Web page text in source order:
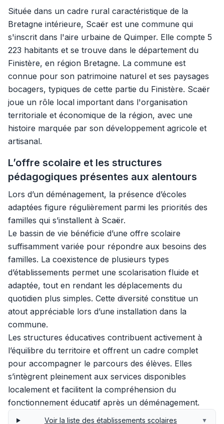
Située dans un cadre rural caractéristique de la
Bretagne intérieure, Scaër est une commune qui
s'inscrit dans l'aire urbaine de Quimper. Elle compte 5
223 habitants et se trouve dans le département du
Finistère, en région Bretagne. La commune est
connue pour son patrimoine naturel et ses paysages
bocagers, typiques de cette partie du Finistère. Scaër
joue un rôle local important dans l'organisation
territoriale et économique de la région, avec une
histoire marquée par son développement agricole et
artisanal.
L’offre scolaire et les structures
pédagogiques présentes aux alentours
Lors d’un déménagement, la présence d’écoles
adaptées figure régulièrement parmi les priorités des
familles qui s’installent à Scaër.
Le bassin de vie bénéficie d’une offre scolaire
suffisamment variée pour répondre aux besoins des
familles. La coexistence de plusieurs types
d’établissements permet une scolarisation fluide et
adaptée, tout en rendant les déplacements du
quotidien plus simples. Cette diversité constitue un
atout appréciable lors d’une installation dans la
commune.
Les structures éducatives contribuent activement à
l’équilibre du territoire et offrent un cadre complet
pour accompagner le parcours des élèves. Elles
s’intègrent pleinement aux services disponibles
localement et facilitent la compréhension du
fonctionnement éducatif après un déménagement.
Voir la liste des établissements scolaires ▼